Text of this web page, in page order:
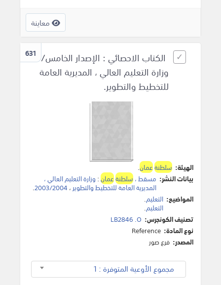
معاينة
631 الكتاب الاحصائي : الإصدار الخامس/
وزارة التعليم العالي ، المديرية العامة
للتخطيط والتطوير.
الهيئة: سلطنةعمان.
بيانات النشر: مسقط ،سلطنةعمان: وزارة التعليم العالي ،
المديرية العامة للتخطيط والتطوير ، 2003/2004
.
المواضيع: التعليم.
التعليم.
تصنيف الكونجرس: LB2846 .O
نوع المادة: Reference
المصدر: فرع صور
مجموع الأوعية المتوفرة : 1